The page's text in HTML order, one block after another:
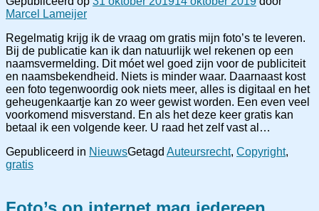
Marcel Lameijer
Regelmatig krijg ik de vraag om gratis mijn foto’s te leveren.
Bij de publicatie kan ik dan natuurlijk wel rekenen op een
naamsvermelding. Dit móet wel goed zijn voor de publiciteit
en naamsbekendheid. Niets is minder waar. Daarnaast kost
een foto tegenwoordig ook niets meer, alles is digitaal en het
geheugenkaartje kan zo weer gewist worden. Een even veel
voorkomend misverstand. En als het deze keer gratis kan
betaal ik een volgende keer. U raad het zelf vast al…
Gepubliceerd in NieuwsGetagd Auteursrecht, Copyright,
gratis